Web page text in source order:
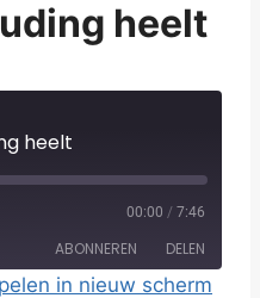
heelt
heelt
00:00 / 7:46
ABONNEREN DELEN
in nieuw scherm